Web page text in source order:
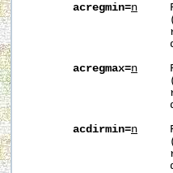
acregmin=n
acregmax=n
acdirmin=n